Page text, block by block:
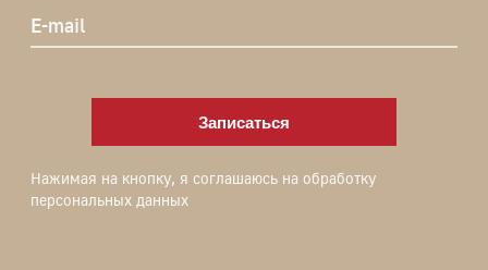
E-mail
Записаться
Нажимая на кнопку, я соглашаюсь на обработку
персональных данных